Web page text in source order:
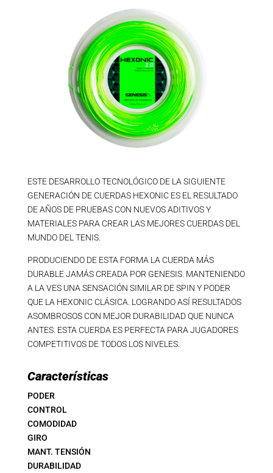
ESTE DESARROLLO TECNOLÓGICO DE LA SIGUIENTE
GENERACIÓN DE CUERDAS HEXONIC ES EL RESULTADO
DE AÑOS DE PRUEBAS CON NUEVOS ADITIVOS Y
MATERIALES PARA CREAR LAS MEJORES CUERDAS DEL
MUNDO DEL TENIS.
PRODUCIENDO DE ESTA FORMA LA CUERDA MÁS
DURABLE JAMÁS CREADA POR GENESIS. MANTENIENDO
A LA VES UNA SENSACIÓN SIMILAR DE SPIN Y PODER
QUE LA HEXONIC CLÁSICA. LOGRANDO ASÍ RESULTADOS
ASOMBROSOS CON MEJOR DURABILIDAD QUE NUNCA
ANTES. ESTA CUERDA ES PERFECTA PARA JUGADORES
COMPETITIVOS DE TODOS LOS NIVELES.
Características
PODER
CONTROL
COMODIDAD
GIRO
MANT. TENSIÓN
DURABILIDAD